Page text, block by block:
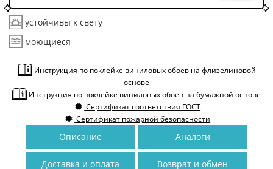
устойчивы к свету
моющиеся
Инструкция по поклейке виниловых обоев на флизелиновой
основе
Инструкция по поклейке виниловых обоев на бумажной основе
Сертификат соответствия ГОСТ
Сертификат пожарной безопасности
Описание Аналоги
Доставка и оплата Возврат и обмен